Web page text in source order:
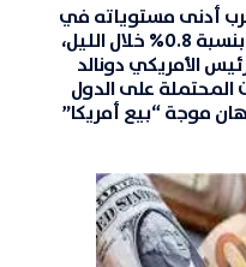
أدنى مستوياته في
أسبوعين، مع استمرار انخفاضه بنسبة 0.8% خلال الليل،
الأمريكي دونالد
المحتملة على الدول
موجة “بيع أمريكا”